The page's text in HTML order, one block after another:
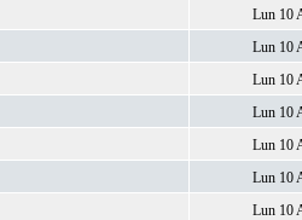
Lun 10
Lun 10
Lun 10
Lun 10
Lun 10
Lun 10
Lun 10